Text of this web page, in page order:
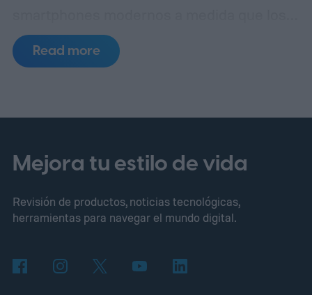
fabricantes apostaron por diseños más
delgados, cuerpos de vidrio y metal,
regreso. No necesariamente en la forma
clásica de los teléfonos que permitían
retirar la cubierta con las uñas, pero sí
como una característica que volverá a ser
impulso proviene de la Unión Europea,
Read more
Mejora tu estilo de vida
Revisión de productos, noticias tecnológicas,
herramientas para navegar el mundo digital.